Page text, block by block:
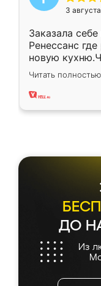
3
Заказала
Ренессанс
новую
вполне
два года,
Читать полностью
ДО
Из